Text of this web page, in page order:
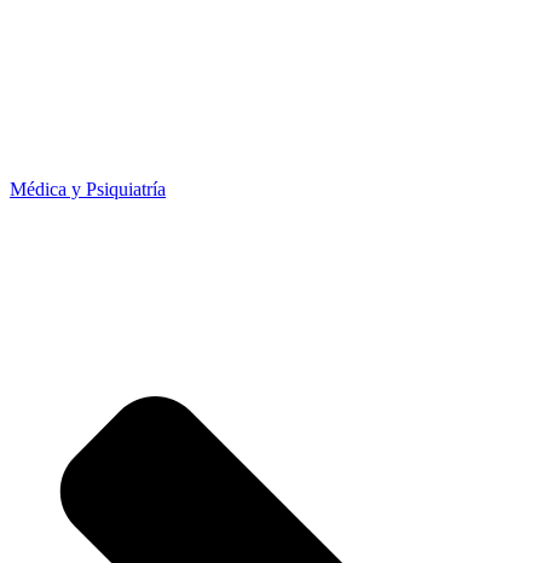
Médica y Psiquiatría